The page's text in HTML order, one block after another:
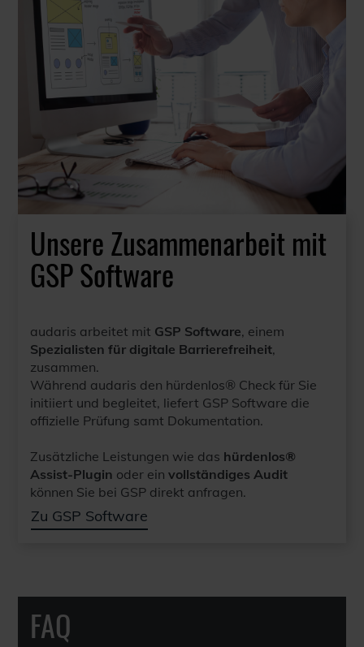
Unsere Zusammenarbeit mit
GSP Software
audaris arbeitet mit GSP Software, einem
Spezialisten für digitale Barrierefreiheit,
zusammen.
Während audaris den hürdenlos® Check für Sie
initiiert und begleitet, liefert GSP Software die
offizielle Prüfung samt Dokumentation.
Zusätzliche Leistungen wie das hürdenlos®
Assist-Plugin oder einvollständiges Audit
können Sie bei GSP direkt anfragen.
Zu GSP Software
FAQ